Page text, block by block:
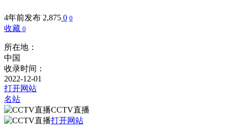
4年前发布 2,875 0 0
收藏 0
所在地：
中国
收录时间：
2022-12-01
打开网站
名站
CCTV直播
打开网站